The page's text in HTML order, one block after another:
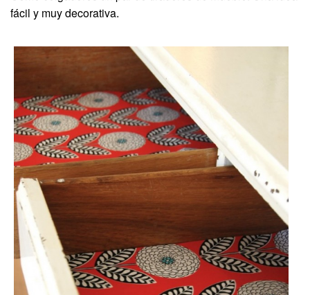
fácil y muy decorativa.